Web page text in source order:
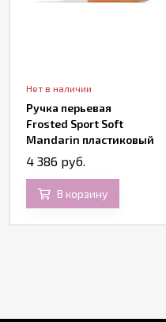
Нет в наличии
Ручка перьевая
Frosted Sport Soft
Mandarin пластиковый
корпус
4 386 руб.
В корзину